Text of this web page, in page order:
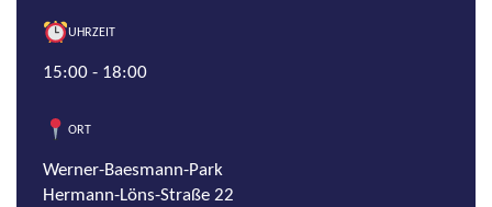
UHRZEIT
15:00 - 18:00
ORT
Werner-Baesmann-Park
Hermann-Löns-Straße 22